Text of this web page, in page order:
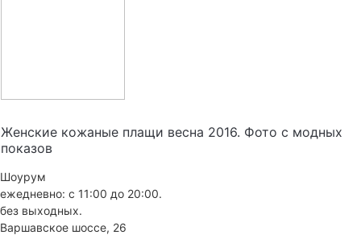
Женские кожаные плащи весна 2016. Фото с модных
показов
Шоурум
ежедневно: с 11:00 до 20:00.
без выходных.
Варшавское шоссе, 26